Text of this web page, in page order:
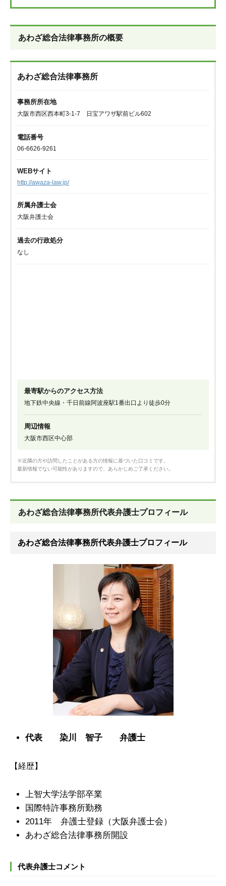
あわざ総合法律事務所の概要
あわざ総合法律事務所
事務所所在地
大阪市西区西本町3-1-7 日宝アワザ駅前ビル602
電話番号
06-6626-9261
WEBサイト
http://awaza-law.jp/
所属弁護士会
大阪弁護士会
過去の行政処分
なし
最寄駅からのアクセス方法
地下鉄中央線・千日前線阿波座駅1番出口より徒歩0分
周辺情報
大阪市西区中心部
※近隣の方や訪問したことがある方の情報に基づいた口コミです。
最新情報でない可能性がありますので、あらかじめご了承ください。
あわざ総合法律事務所代表弁護士プロフィール
あわざ総合法律事務所代表弁護士プロフィール
代表 染川 智子 弁護士
【経歴】
上智大学法学部卒業
国際特許事務所勤務
2011年 弁護士登録（大阪弁護士会）
あわざ総合法律事務所開設
代表弁護士コメント